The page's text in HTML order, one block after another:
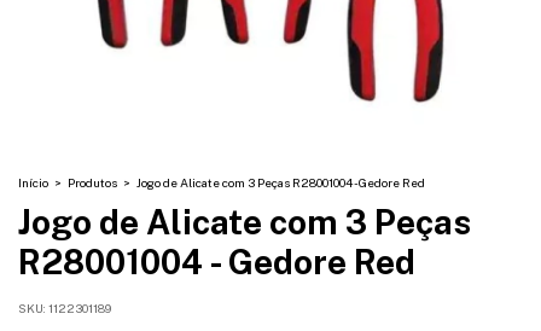
Início > Produtos > Jogo de Alicate com 3 Peças R28001004 - Gedore Red
Jogo de Alicate com 3 Peças
R28001004 - Gedore Red
SKU: 1122301189